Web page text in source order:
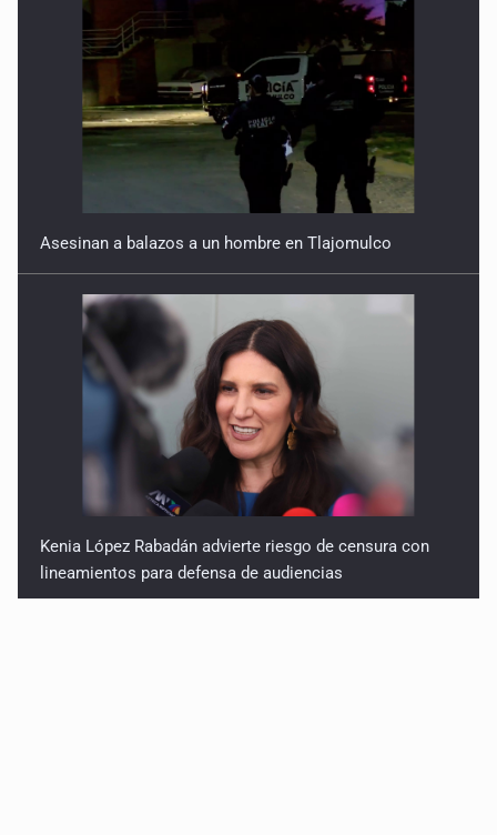
Asesinan a balazos a un hombre en Tlajomulco
Kenia López Rabadán advierte riesgo de censura con
lineamientos para defensa de audiencias